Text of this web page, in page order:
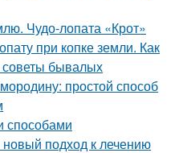
Чудо-лопата «Крот»
при копке земли. Как
советы бывалых
простой способ
способами
подход к лечению